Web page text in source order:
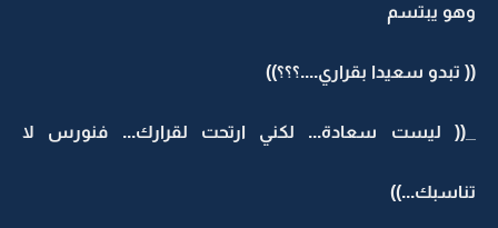
وهو يبتسم
(( تبدو سعيدا بقراري....؟؟؟))
_(( ليست سعادة... لكني ارتحت لقرارك... فنورس لا
تناسبك...))